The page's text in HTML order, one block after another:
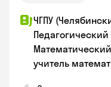
ЧГПУ
Педагогический
учитель